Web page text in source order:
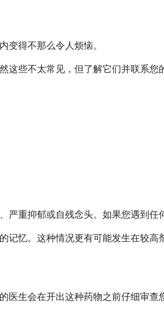
变得不那么令人烦恼。
些不太常见，但了解它们并联系您
重抑郁或自残念头。如果您遇到任
忆。这种情况更有可能发生在较高
生会在开出这种药物之前仔细审查